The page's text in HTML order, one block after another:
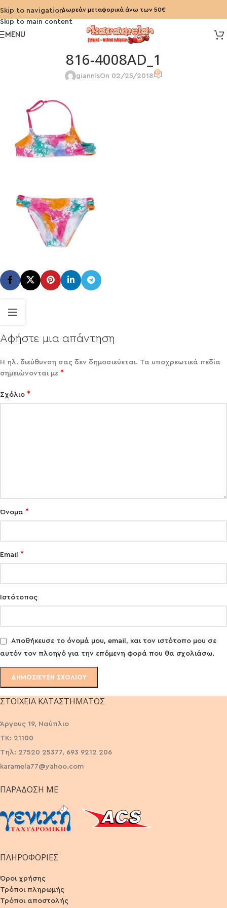
Skip to navigation
Skip to main content
Δωρεάν μεταφορικά άνω των 50€
MENU
816-4008AD_1
giannisOn 02/25/2018
0
Αφήστε μια απάντηση
Η ηλ. διεύθυνση σας δεν δημοσιεύεται. Τα υποχρεωτικά πεδία
σημειώνονται με *
Σχόλιο *
Όνομα *
Email *
Ιστότοπος
Αποθήκευσε το όνομά μου, email, και τον ιστότοπο μου σε
αυτόν τον πλοηγό για την επόμενη φορά που θα σχολιάσω.
ΣΤΟΙΧΕΊΑ ΚΑΤΑΣΤΉΜΑΤΟΣ
Άργους 19, Ναύπλιο
ΤΚ: 21100
Τηλ: 27520 25377, 693 9212 206
karamela77@yahoo.com
ΠΑΡΆΔΟΣΗ ΜΕ
ΠΛΗΡΟΦΟΡΙΕΣ
Όροι χρήσης
Τρόποι πληρωμής
Τρόποι αποστολής